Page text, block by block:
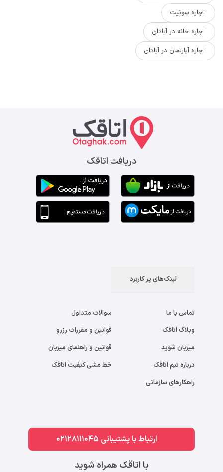
اجاره سوئیت
اجاره خانه در آبادان
اجاره آپارتمان در آبادان
دریافت اتاقک
لینک‌های پر کاربرد
تماس با ما
وبلاگ اتاقک
میزبان شوید
درباره تیم اتاقک
راهکارهای سازمانی
سوالات متداول
قوانین و مقررات رزرو
قوانین و راهنمای میزبان
خط مشی کیفیت اتاقک
ارتباط با پشتیبانی 02128111045
با اتاقک همراه شوید